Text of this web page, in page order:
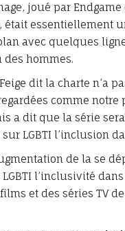
joué par
était essentiellement
avec quelques
des hommes.
dit la charte n’a
comme notre
a dit que la série
LGBTI l’inclusion
de la se
l’inclusivité
et des séries TV